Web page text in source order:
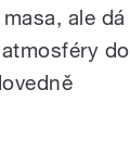
ale dá
do